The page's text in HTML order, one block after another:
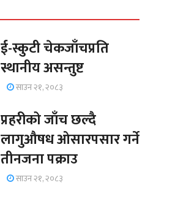
ई-स्कुटी चेकजाँचप्रति
स्थानीय असन्तुष्ट
साउन २१, २०८३
प्रहरीको जाँच छल्दै
लागुऔषध ओसारपसार गर्ने
तीनजना पक्राउ
साउन २१, २०८३